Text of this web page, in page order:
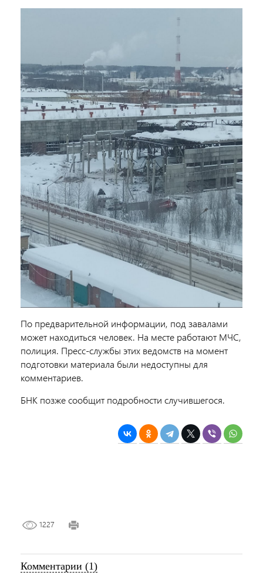
По предварительной информации, под завалами
может находиться человек. На месте работают МЧС,
полиция. Пресс-службы этих ведомств на момент
подготовки материала были недоступны для
комментариев.
БНК позже сообщит подробности случившегося.
1227
Комментарии (1)